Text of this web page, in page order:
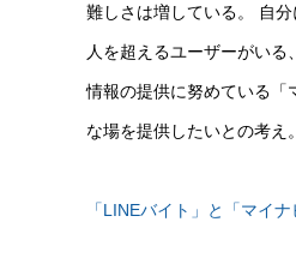
難しさは増している。 自
人を超えるユーザーがい
情報の提供に努めている「
な場を提供したいとの考え。
「LINEバイト」と「マイ